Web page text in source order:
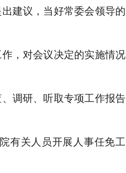
建议，当好常委会领导的
，对会议决定的实施情况
调研、听取专项工作报告
有关人员开展人事任免工